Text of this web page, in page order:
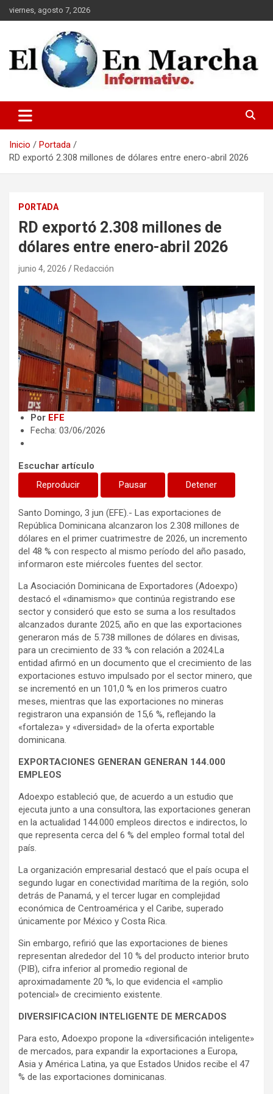
Saltar
al
viernes, agosto 7, 2026
elmundoenmarcha.net
Inicio
Portada
RD exportó 2.308 millones de dólares entre enero-abril 2026
PORTADA
RD exportó 2.308 millones de
dólares entre enero-abril 2026
junio 4, 2026 Redacción
Por EFE
Fecha: 03/06/2026
Escuchar artículo
Reproducir
Pausar Detener
Santo Domingo, 3 jun (EFE).- Las exportaciones de
República Dominicana alcanzaron los 2.308 millones de
dólares en el primer cuatrimestre de 2026, un incremento
del 48 % con respecto al mismo período del año pasado,
informaron este miércoles fuentes del sector.
La Asociación Dominicana de Exportadores (Adoexpo)
destacó el «dinamismo» que continúa registrando ese
sector y consideró que esto se suma a los resultados
alcanzados durante 2025, año en que las exportaciones
generaron más de 5.738 millones de dólares en divisas,
para un crecimiento de 33 % con relación a 2024.La
entidad afirmó en un documento que el crecimiento de las
exportaciones estuvo impulsado por el sector minero, que
se incrementó en un 101,0 % en los primeros cuatro
meses, mientras que las exportaciones no mineras
registraron una expansión de 15,6 %, reflejando la
«fortaleza» y «diversidad» de la oferta exportable
dominicana.
EXPORTACIONES GENERAN GENERAN 144.000
EMPLEOS
Adoexpo estableció que, de acuerdo a un estudio que
ejecuta junto a una consultora, las exportaciones generan
en la actualidad 144.000 empleos directos e indirectos, lo
que representa cerca del 6 % del empleo formal total del
país.
La organización empresarial destacó que el país ocupa el
segundo lugar en conectividad marítima de la región, solo
detrás de Panamá, y el tercer lugar en complejidad
económica de Centroamérica y el Caribe, superado
únicamente por México y Costa Rica.
Sin embargo, refirió que las exportaciones de bienes
representan alrededor del 10 % del producto interior bruto
(PIB), cifra inferior al promedio regional de
aproximadamente 20 %, lo que evidencia el «amplio
potencial» de crecimiento existente.
DIVERSIFICACION INTELIGENTE DE MERCADOS
Para esto, Adoexpo propone la «diversificación inteligente»
de mercados, para expandir la exportaciones a Europa,
Asia y América Latina, ya que Estados Unidos recibe el 47
% de las exportaciones dominicanas.